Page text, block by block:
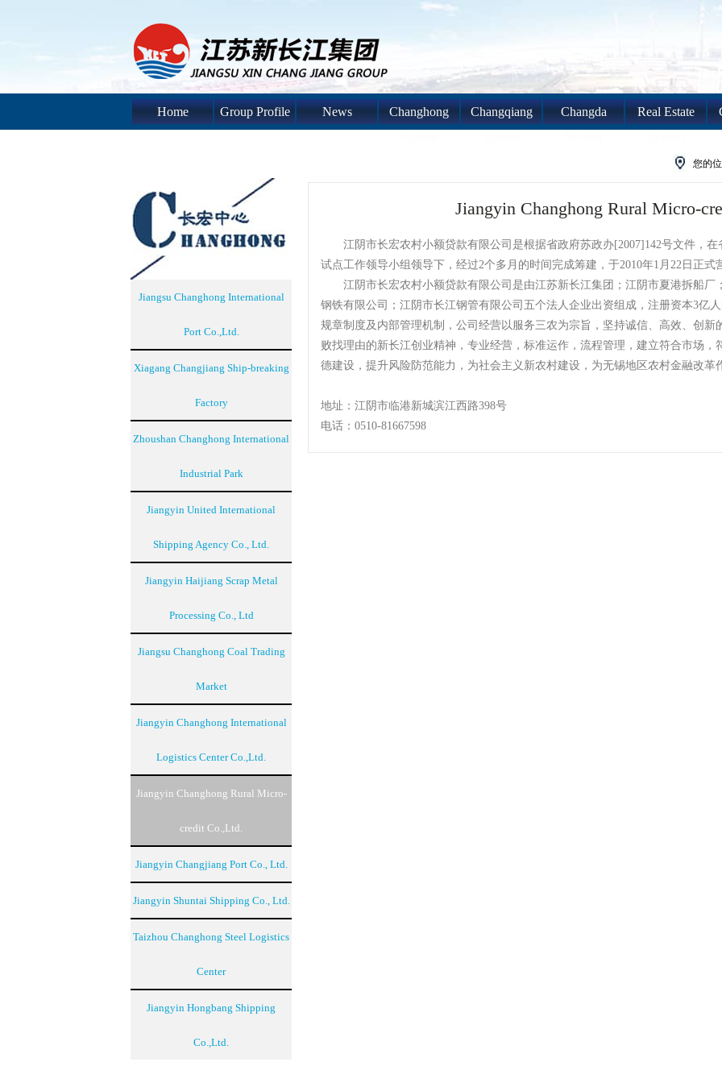
Home Group Profile News
Changhong
Changqiang
Changda
Real Estate
Jiangsu Changhong International
Port Co.,Ltd.
Xiagang Changjiang Ship-breaking
Factory
Zhoushan Changhong International
Industrial Park
Jiangyin United International
Shipping Agency Co., Ltd.
Jiangyin Haijiang Scrap Metal
Processing Co., Ltd
Jiangsu Changhong Coal Trading
Market
Jiangyin Changhong International
Logistics Center Co.,Ltd.
Jiangyin Changhong Rural Micro-
credit Co.,Ltd.
Jiangyin Changjiang Port Co., Ltd.
Jiangyin Shuntai Shipping Co., Ltd.
Taizhou Changhong Steel Logistics
Center
Jiangyin Hongbang Shipping
Co.,Ltd.
您的位
Jiangyin Changhong Rural Micro-
江阴市长宏农村小额贷款有限公司是根据省政府苏政办[2007]142号文件，在
试点工作领导小组领导下，经过2个多月的时间完成筹建，于2010年1月22日正式
江阴市长宏农村小额贷款有限公司是由江苏新长江集团；江阴市夏港拆船厂
钢铁有限公司；江阴市长江钢管有限公司五个法人企业出资组成，注册资本3亿
规章制度及内部管理机制，公司经营以服务三农为宗旨，坚持诚信、高效、创新
败找理由的新长江创业精神，专业经营，标准运作，流程管理，建立符合市场
德建设，提升风险防范能力，为社会主义新农村建设，为无锡地区农村金融改革
地址：江阴市临港新城滨江西路398号
电话：0510-81667598